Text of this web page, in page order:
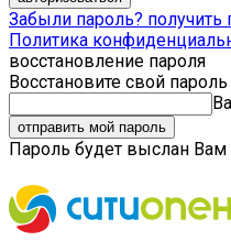
Забыли пароль?
Политика
восстановление пароля
Восстановите свой пароль
Пароль будет выслан Вам